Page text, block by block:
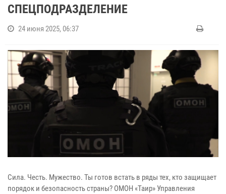
СПЕЦПОДРАЗДЕЛЕНИЕ
24 июня 2025, 06:37
Сила. Честь. Мужество. Ты готов встать в ряды тех, кто защищает
порядок и безопасность страны? ОМОН «Таир» Управления